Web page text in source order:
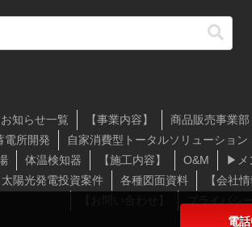
お知らせ一覧 【事業内容】 商品販売事業部
電所開発 自家消費型トータルソリューション
体温検知器 【施工内容】 O&M ▶メ
太陽光発電投資案件 各種図面資料 【会社情
電